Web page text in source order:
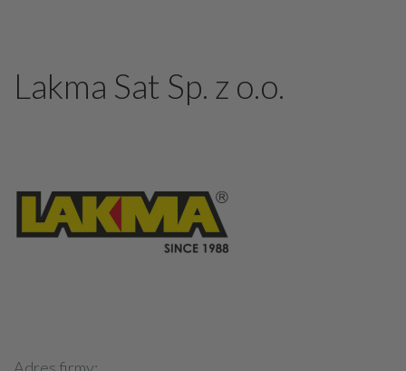
Lakma Sat Sp. z o.o.